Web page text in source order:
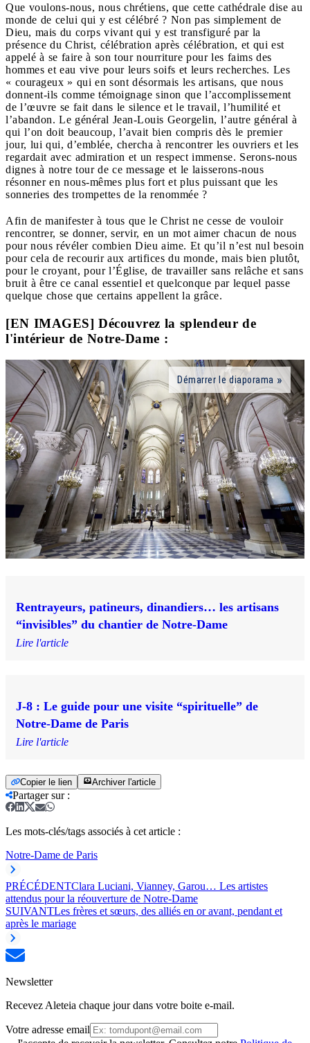
Que voulons-nous, nous chrétiens, que cette cathédrale dise au
monde de celui qui y est célébré ? Non pas simplement de
Dieu, mais du corps vivant qui y est transfiguré par la
présence du Christ, célébration après célébration, et qui est
appelé à se faire à son tour nourriture pour les faims des
hommes et eau vive pour leurs soifs et leurs recherches. Les
« courageux » qui en sont désormais les artisans, que nous
donnent-ils comme témoignage sinon que l’accomplissement
de l’œuvre se fait dans le silence et le travail, l’humilité et
l’abandon. Le général Jean-Louis Georgelin, l’autre général à
qui l’on doit beaucoup, l’avait bien compris dès le premier
jour, lui qui, d’emblée, chercha à rencontrer les ouvriers et les
regardait avec admiration et un respect immense. Serons-nous
dignes à notre tour de ce message et le laisserons-nous
résonner en nous-mêmes plus fort et plus puissant que les
sonneries des trompettes de la renommée ?
Afin de manifester à tous que le Christ ne cesse de vouloir
rencontrer, se donner, servir, en un mot aimer chacun de nous
pour nous révéler combien Dieu aime. Et qu’il n’est nul besoin
pour cela de recourir aux artifices du monde, mais bien plutôt,
pour le croyant, pour l’Église, de travailler sans relâche et sans
bruit à être ce canal essentiel et quelconque par lequel passe
quelque chose que certains appellent la grâce.
[EN IMAGES] Découvrez la splendeur de
l'intérieur de Notre-Dame :
Démarrer le diaporama
Rentrayeurs, patineurs, dinandiers… les artisans
“invisibles” du chantier de Notre-Dame
Lire l'article
J-8 : Le guide pour une visite “spirituelle” de
Notre-Dame de Paris
Lire l'article
Copier le lien Archiver l'article
Partager sur:
Les mots-clés/tags associés à cet article :
Notre-Dame de Paris
PRÉCÉDENTClara Luciani, Vianney, Garou… Les artistes
attendus pour la réouverture de Notre-Dame
SUIVANTLes frères et sœurs, des alliés en or avant, pendant et
après le mariage
Newsletter
Recevez Aleteia chaque jour dans votre boite e-mail.
Votre adresse email